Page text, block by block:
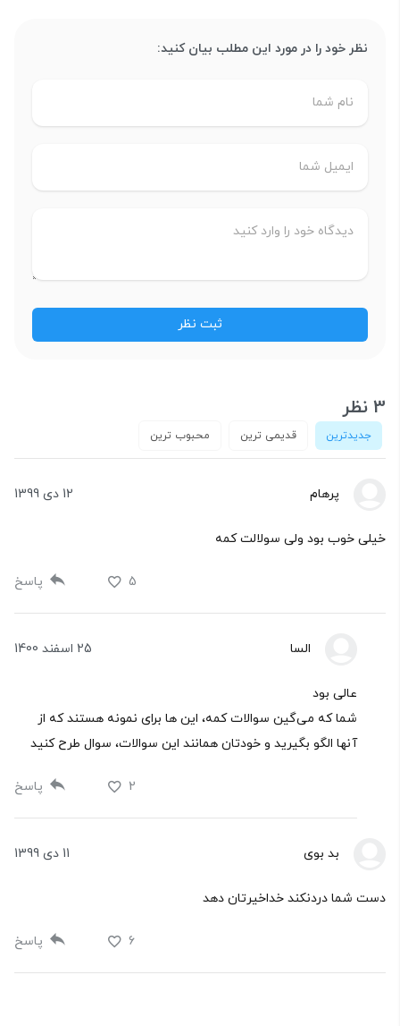
نظر خود را در مورد این مطلب بیان کنید:
3 نظر
جدیدترین قدیمی ترین محبوب ترین
پرهام 12 دی 1399
خیلی خوب بود ولی سولالت کمه
5 پاسخ
السا 25 اسفند 1400
عالی بود
شما که می‌گین سوالات کمه، این ها برای نمونه هستند که از
آنها الگو بگیرید و خودتان همانند این سوالات، سوال طرح کنید
2 پاسخ
بد بوی 11 دی 1399
دست شما دردنکند خداخیرتان دهد
6 پاسخ